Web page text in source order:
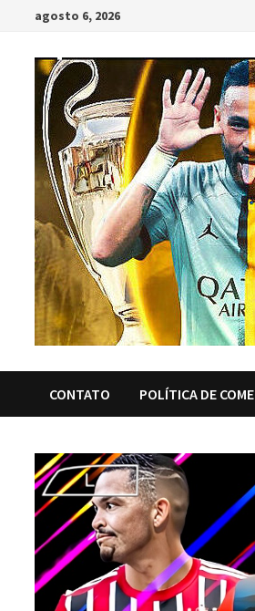
content
agosto 6, 2026
CONTATO POLÍTICA DE